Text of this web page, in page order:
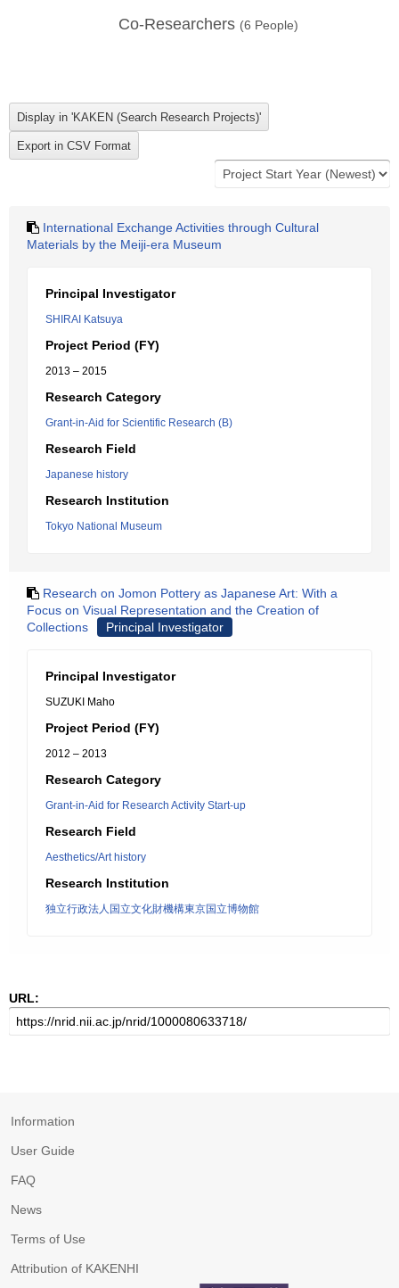
Co-Researchers (6 People)
International Exchange Activities through Cultural
Materials by the Meiji-era Museum
Principal Investigator
SHIRAI Katsuya
Project Period (FY)
2013 – 2015
Research Category
Grant-in-Aid for Scientific Research (B)
Research Field
Japanese history
Research Institution
Tokyo National Museum
Research on Jomon Pottery as Japanese Art: With a
Focus on Visual Representation and the Creation of
Collections
Principal Investigator
Principal Investigator
SUZUKI Maho
Project Period (FY)
2012 – 2013
Research Category
Grant-in-Aid for Research Activity Start-up
Research Field
Aesthetics/Art history
Research Institution
独立行政法人国立文化財機構東京国立博物館
URL:
Information
User Guide
FAQ
News
Terms of Use
Attribution of KAKENHI